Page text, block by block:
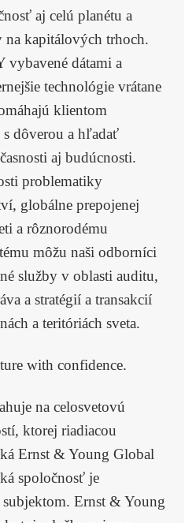
aj celú planétu a
kapitálových trhoch.
dátami a
technológie vrátane
klientom
dôverou a hľadať
aj budúcnosti.
problematiky
globálne prepojenej
a rôznorodému
môžu naši odborníci
služby v oblasti auditu,
a stratégií a transakcií
a teritóriách sveta.
with confidence.
na celosvetovú
ktorej riadiacou
Ernst & Young Global
spoločnosť je
Ernst & Young